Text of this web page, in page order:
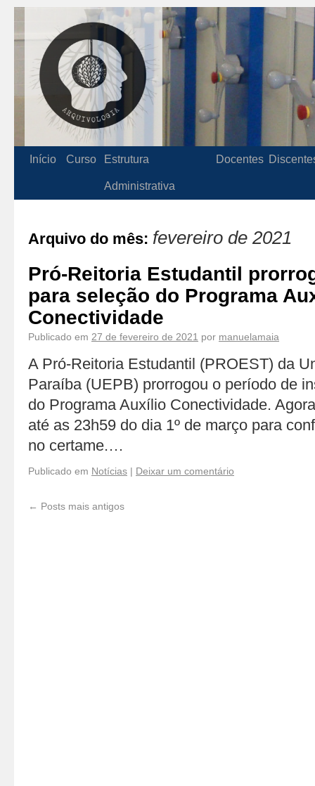
Início Curso Estrutura
Administrativa
Docentes
Arquivo do mês: fevereiro de 2021
Pró-Reitoria Estudantil
para seleção do Programa
Conectividade
Publicado em 27 de fevereiro de 2021 por manuelamaia
A Pró-Reitoria Estudantil (PROEST) da
Paraíba (UEPB) prorrogou o período de
do Programa Auxílio Conectividade.
até as 23h59 do dia 1º de março para
no certame.…
Publicado em Notícias | Deixar um comentário
← Posts mais antigos